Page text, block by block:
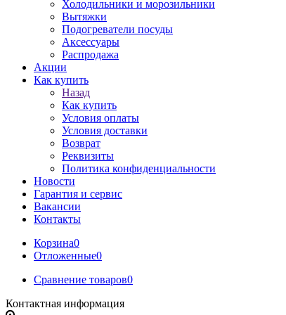
Холодильники и морозильники
Вытяжки
Подогреватели посуды
Аксессуары
Распродажа
Акции
Как купить
Назад
Как купить
Условия оплаты
Условия доставки
Возврат
Реквизиты
Политика конфиденциальности
Новости
Гарантия и сервис
Вакансии
Контакты
Корзина0
Отложенные0
Сравнение товаров0
Контактная информация